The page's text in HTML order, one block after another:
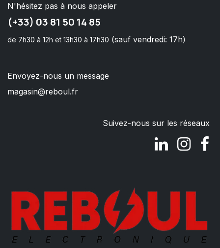
N'hésitez pas à nous appeler
(+33) 03 81 50 14 85
de 7h30 à 12h et 13h30 à 17h30 (sauf vendredi: 17h)
Envoyez-nous un message
magasin@reboul.fr
Suivez-nous sur les réseaux